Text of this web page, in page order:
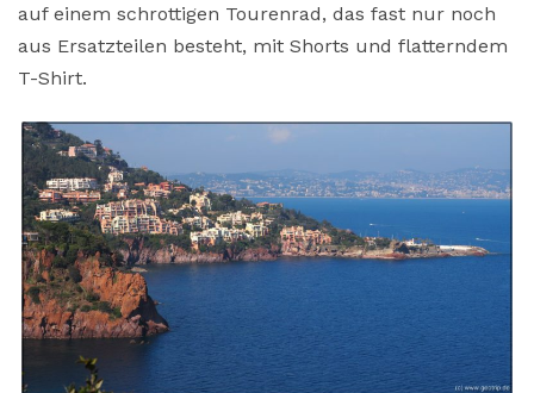
auf einem schrottigen Tourenrad, das fast nur noch
aus Ersatzteilen besteht, mit Shorts und flatterndem
T-Shirt.